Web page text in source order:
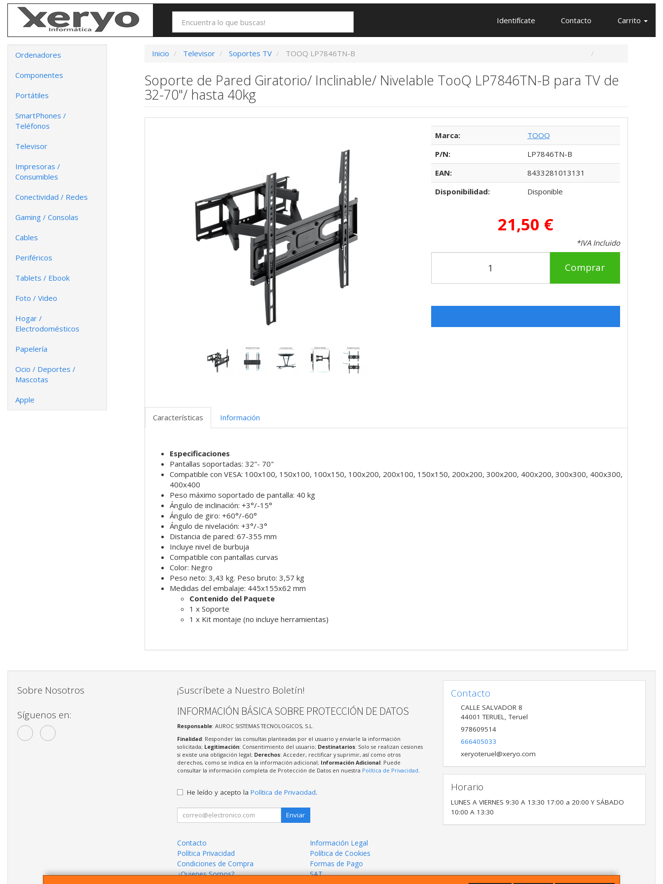
Identifícate Contacto Carrito
Ordenadores
Componentes
Portátiles
SmartPhones /
Teléfonos
Televisor
Impresoras /
Consumibles
Conectividad / Redes
Gaming / Consolas
Cables
Periféricos
Tablets / Ebook
Foto / Video
Hogar /
Electrodomésticos
Papelería
Ocio / Deportes /
Mascotas
Apple
Inicio Televisor Soportes TV TOOQ LP7846TN-B
Soporte de Pared Giratorio/ Inclinable/ Nivelable TooQ LP7846TN-B para TV de
32-70"/ hasta 40kg
Marca:
TOOQ
P/N:
LP7846TN-B
EAN:
8433281013131
Disponibilidad:
Disponible
21,50 €
*IVA Incluido
Comprar
Características Información
Especificaciones
Pantallas soportadas: 32"- 70"
Compatible con VESA: 100x100, 150x100, 100x150, 100x200, 200x100, 150x150, 200x200, 300x200, 400x200, 300x300, 400x300,
400x400
Peso máximo soportado de pantalla: 40 kg
Ángulo de inclinación: +3°/-15°
Ángulo de giro: +60°/-60°
Ángulo de nivelación: +3°/-3°
Distancia de pared: 67-355 mm
Incluye nivel de burbuja
Compatible con pantallas curvas
Color: Negro
Peso neto: 3,43 kg. Peso bruto: 3,57 kg
Medidas del embalaje: 445x155x62 mm
Contenido del Paquete
1 x Soporte
1 x Kit montaje (no incluye herramientas)
Sobre Nosotros
Síguenos en:
¡Suscríbete a Nuestro Boletín!
INFORMACIÓN BÁSICA SOBRE PROTECCIÓN DE DATOS
Responsable: AUROC SISTEMAS TECNOLOGICOS, S.L.
Finalidad: Responder las consultas planteadas por el usuario y enviarle la información
solicitada; Legitimación: Consentimiento del usuario; Destinatarios: Solo se realizan cesiones
si existe una obligación legal; Derechos: Acceder, rectificar y suprimir, así como otros
derechos, como se indica en la información adicional; Información Adicional: Puede
consultar la información completa de Protección de Datos en nuestra Política de Privacidad.
He leído y acepto la Política de Privacidad.
Enviar
Contacto
Información Legal
Política Privacidad
Política de Cookies
Condiciones de Compra
Formas de Pago
¿Quienes Somos?
SAT
Contacto
CALLE SALVADOR 8
44001 TERUEL,Teruel
978609514
666405033
xeryoteruel@xeryo.com
Horario
LUNES A VIERNES 9:30 A 13:30 17:00 a 20:00 Y SÁBADO
10:00 A 13:30